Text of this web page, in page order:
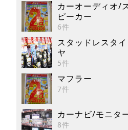
カーオーディオ/
ピーカー
6件
スタッドレスタイ
ヤ
5件
マフラー
7件
カーナビ/モニタ
8件